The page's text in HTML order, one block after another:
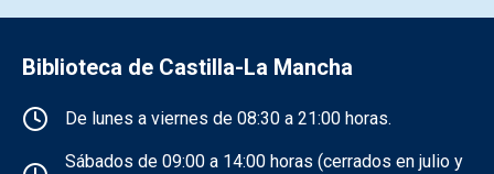
Biblioteca de Castilla-La Mancha
Información de la institución
De lunes a viernes de 08:30 a 21:00 horas.
Sábados de 09:00 a 14:00 horas (cerrados en julio y